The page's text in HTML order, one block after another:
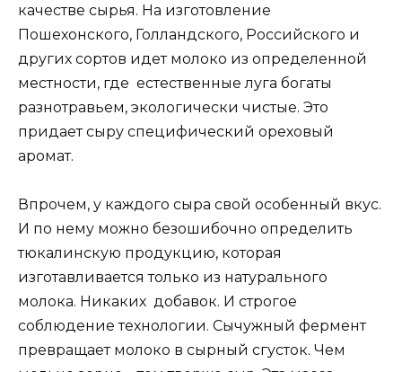
качестве сырья. На изготовление
Пошехонского, Голландского, Российского и
других сортов идет молоко из определенной
местности, где естественные луга богаты
разнотравьем, экологически чистые. Это
придает сыру специфический ореховый
аромат.
Впрочем, у каждого сыра свой особенный вкус.
И по нему можно безошибочно определить
тюкалинскую продукцию, которая
изготавливается только из натурального
молока. Никаких добавок. И строгое
соблюдение технологии. Сычужный фермент
превращает молоко в сырный сгусток. Чем